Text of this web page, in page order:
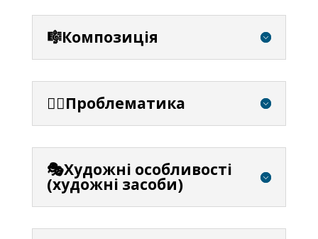
🎼Композиція
⛓️‍💥Проблематика
🎭Художні особливості
(художні засоби)